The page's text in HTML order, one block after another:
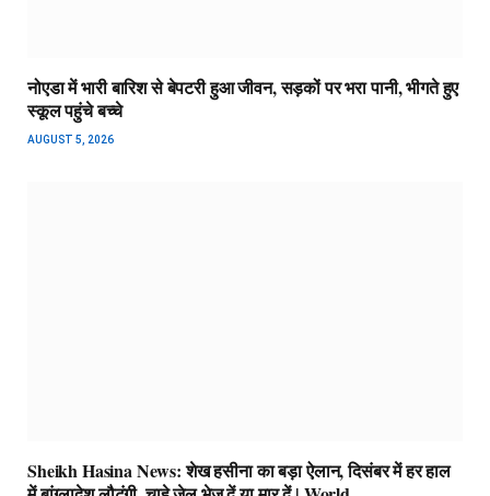
नोएडा में भारी बारिश से बेपटरी हुआ जीवन, सड़कों पर भरा पानी, भीगते हुए
स्कूल पहुंचे बच्चे
AUGUST 5, 2026
Sheikh Hasina News: शेख हसीना का बड़ा ऐलान, दिसंबर में हर हाल